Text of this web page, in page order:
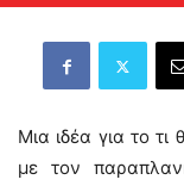
Μια ιδέα για το
με τον